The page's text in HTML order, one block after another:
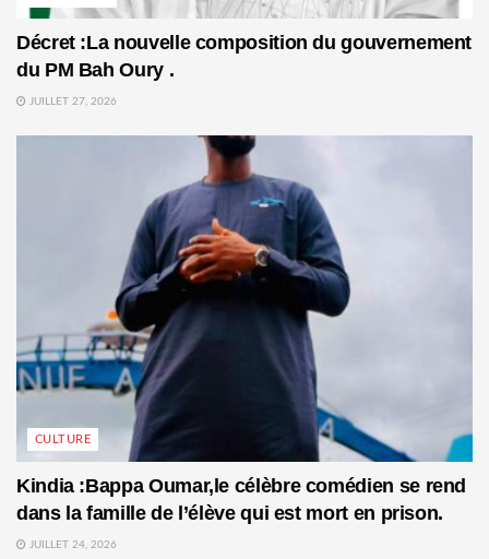
Décret :La nouvelle composition du gouvernement
du PM Bah Oury .
JUILLET 27, 2026
CULTURE
Kindia :Bappa Oumar,le célèbre comédien se rend
dans la famille de l’élève qui est mort en prison.
JUILLET 24, 2026